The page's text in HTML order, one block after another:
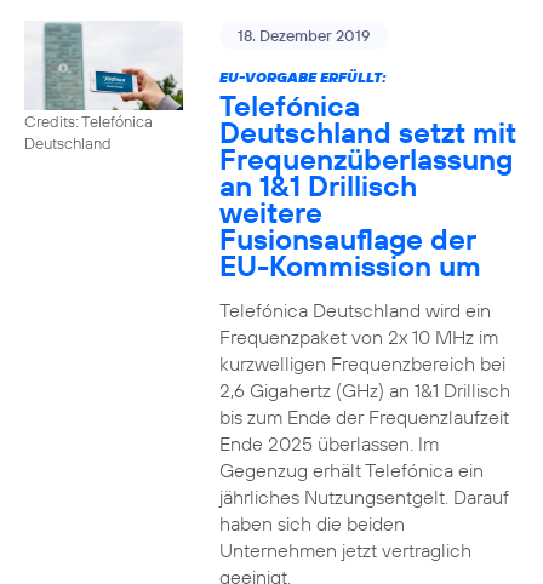
Credits: Telefónica
Deutschland
18. Dezember 2019
EU-VORGABE ERFÜLLT:
Telefónica
Deutschland setzt mit
Frequenzüberlassung
an 1&1 Drillisch
weitere
Fusionsauflage der
EU-Kommission um
Telefónica Deutschland wird ein
Frequenzpaket von 2x 10 MHz im
kurzwelligen Frequenzbereich bei
2,6 Gigahertz (GHz) an 1&1 Drillisch
bis zum Ende der Frequenzlaufzeit
Ende 2025 überlassen. Im
Gegenzug erhält Telefónica ein
jährliches Nutzungsentgelt. Darauf
haben sich die beiden
Unternehmen jetzt vertraglich
geeinigt.